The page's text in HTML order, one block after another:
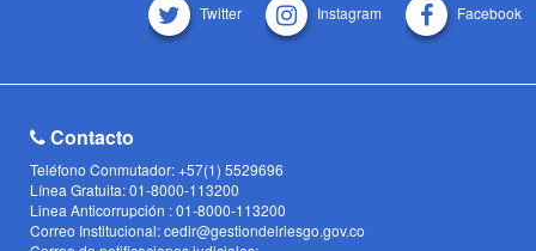
Twitter Instagram Facebook
Contacto
Teléfono Conmutador: +57(1) 5529696
Línea Gratuita: 01-8000-113200
Linea Anticorrupción : 01-8000-113200
Correo Institucional: cedir@gestiondelriesgo.gov.co